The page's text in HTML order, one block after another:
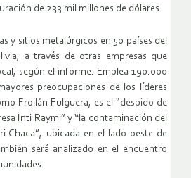
de 233 mil millones de dólares.
y sitios metalúrgicos en 50 países del
a través de otras empresas que
según el informe. Emplea 190.000
preocupaciones de los líderes
Froilán Fulguera, es el “despido de
Inti Raymi” y “la contaminación del
Chaca”, ubicada en el lado oeste de
será analizado en el encuentro